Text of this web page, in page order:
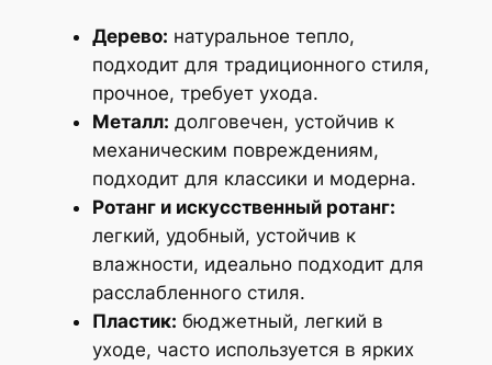
Дерево: натуральное тепло,
подходит для традиционного стиля,
прочное, требует ухода.
Металл: долговечен, устойчив к
механическим повреждениям,
подходит для классики и модерна.
Ротанг и искусственный ротанг:
легкий, удобный, устойчив к
влажности, идеально подходит для
расслабленного стиля.
Пластик: бюджетный, легкий в
уходе, часто используется в ярких